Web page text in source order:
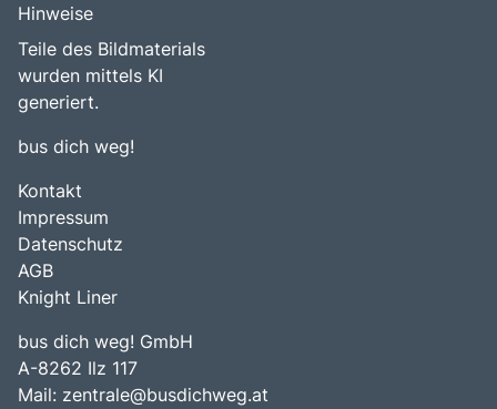
Hinweise
Teile des Bildmaterials
wurden mittels KI
generiert.
bus dich weg!
Kontakt
Impressum
Datenschutz
AGB
Knight Liner
bus dich weg! GmbH
A-8262 Ilz 117
Mail: zentrale@busdichweg.at